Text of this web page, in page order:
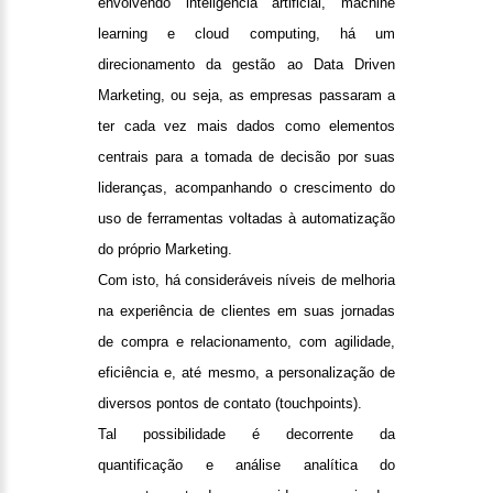
learning e cloud computing, há um
direcionamento da gestão ao Data Driven
Marketing, ou seja, as empresas passaram a
ter cada vez mais dados como elementos
centrais para a tomada de decisão por suas
lideranças, acompanhando o crescimento do
uso de ferramentas voltadas à automatização
do próprio Marketing.
Com isto, há consideráveis níveis de melhoria
na experiência de clientes em suas jornadas
de compra e relacionamento, com agilidade,
eficiência e, até mesmo, a personalização de
diversos pontos de contato (touchpoints).
Tal possibilidade é decorrente da
quantificação e análise analítica do